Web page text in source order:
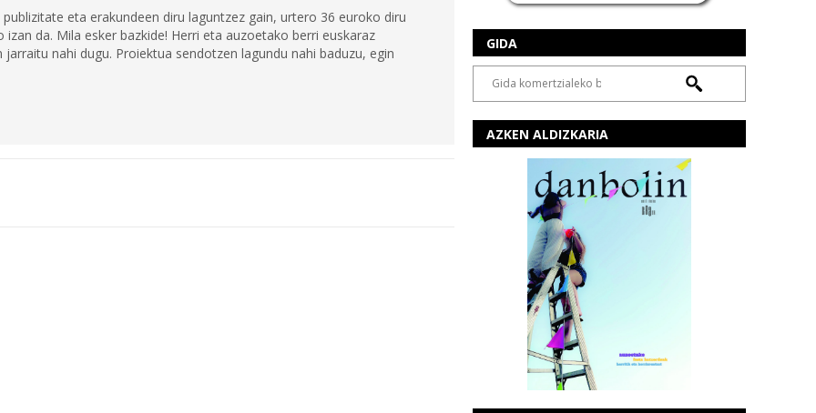
eta erakundeen diru laguntzez gain, urtero 36 euroko diru
da. Mila esker bazkide! Herri eta auzoetako berri euskaraz
nahi dugu. Proiektua sendotzen lagundu nahi baduzu, egin
GIDA
AZKEN ALDIZKARIA